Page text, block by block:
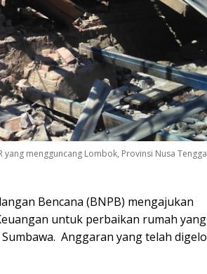
mengguncang Lombok, Provinsi Nusa
Bencana (BNPB) mengajukan
untuk perbaikan rumah
Anggaran yang telah